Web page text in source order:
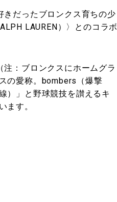
きだったブロンクス育ちの少
LAUREN）〉とのコラボ
：ブロンクスにホームグラ
の愛称。bombers（爆撃
）」と野球競技を讃えるキ
ます。